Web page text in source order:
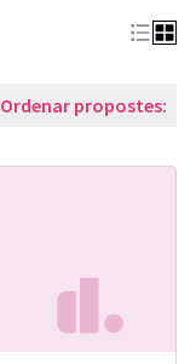
Ordenar propostes: